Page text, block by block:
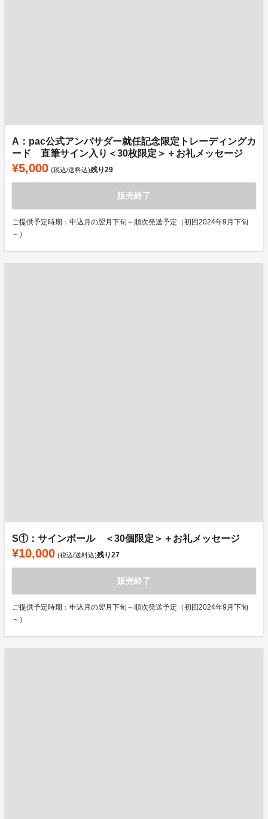
A：pac公式アンバサダー就任記念限定トレーディングカ
ード 直筆サイン入り＜30枚限定＞＋お礼メッセージ
¥5,000 (税込/送料込)残り29
販売終了
ご提供予定時期：申込月の翌月下旬～順次発送予定（初回2024年9月下旬
～）
S①：サインボール ＜30個限定＞＋お礼メッセージ
¥10,000 (税込/送料込)残り27
販売終了
ご提供予定時期：申込月の翌月下旬～順次発送予定（初回2024年9月下旬
～）